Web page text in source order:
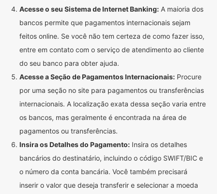
Acesse o seu Sistema de Internet Banking: A maioria dos
bancos permite que pagamentos internacionais sejam
feitos online. Se você não tem certeza de como fazer isso,
entre em contato com o serviço de atendimento ao cliente
do seu banco para obter ajuda.
Acesse a Seção de Pagamentos Internacionais: Procure
por uma seção no site para pagamentos ou transferências
internacionais. A localização exata dessa seção varia entre
os bancos, mas geralmente é encontrada na área de
pagamentos ou transferências.
Insira os Detalhes do Pagamento: Insira os detalhes
bancários do destinatário, incluindo o código SWIFT/BIC e
o número da conta bancária. Você também precisará
inserir o valor que deseja transferir e selecionar a moeda